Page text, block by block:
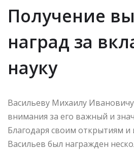
Получение
наград за
науку
Васильеву Михаилу
внимания за его важный и
Благодаря своим открытиям и
Васильев был награжден